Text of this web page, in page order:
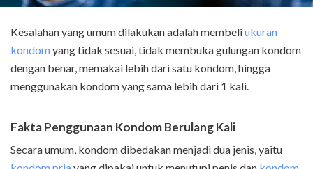
Kesalahan yang umum dilakukan adalah membeliukuran
kondomyang tidak sesuai, tidak membuka gulungan kondom
dengan benar, memakai lebih dari satu kondom, hingga
menggunakan kondom yang sama lebih dari 1 kali.
Fakta Penggunaan Kondom Berulang Kali
Secara umum, kondom dibedakan menjadi dua jenis, yaitu